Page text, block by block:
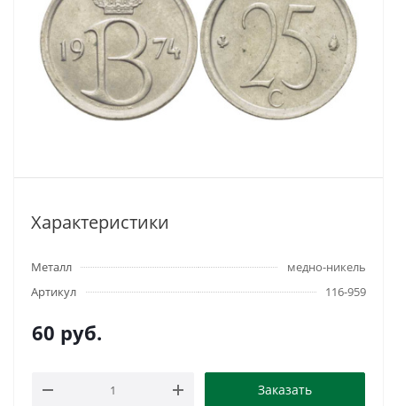
Характеристики
Металл
медно-никель
Артикул
116-959
60 руб.
Заказать